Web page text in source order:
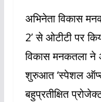
अभिनेता विकास
2’ से ओटीटी पर
विकास मनकतला ने
शुरुआत ‘स्पेशल
बहुप्रतीक्षित